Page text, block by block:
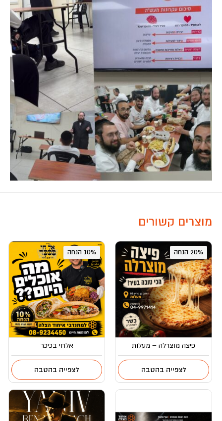
מוצרים קשורים
20% הנחה
פיצה מוצרלה – מעלות
לצפייה בהטבה
10% הנחה
אלחי בכיכר
לצפייה בהטבה